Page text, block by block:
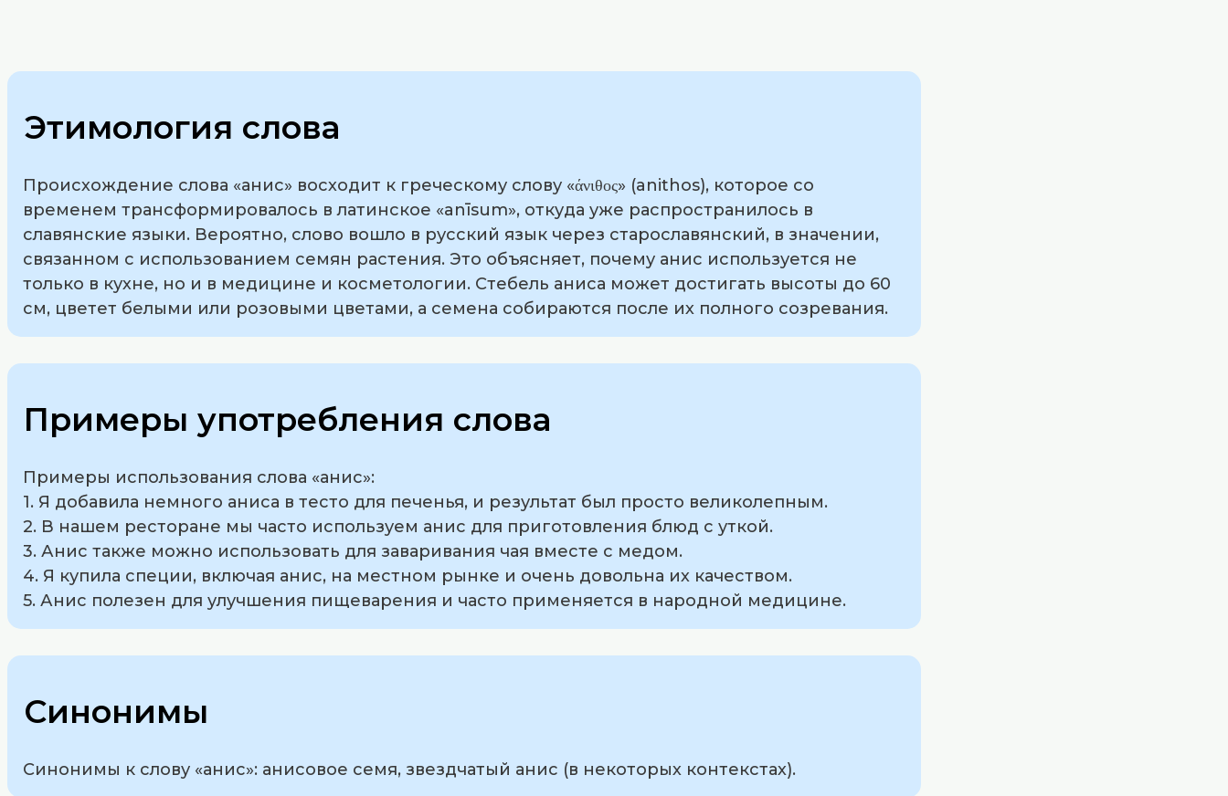
Этимология слова
Происхождение слова «анис» восходит к греческому слову «άνιθος» (anithos), которое со
временем трансформировалось в латинское «anīsum», откуда уже распространилось в
славянские языки. Вероятно, слово вошло в русский язык через старославянский, в значении,
связанном с использованием семян растения. Это объясняет, почему анис используется не
только в кухне, но и в медицине и косметологии. Стебель аниса может достигать высоты до 60
см, цветет белыми или розовыми цветами, а семена собираются после их полного созревания.
Примеры употребления слова
Примеры использования слова «анис»:
1. Я добавила немного аниса в тесто для печенья, и результат был просто великолепным.
2. В нашем ресторане мы часто используем анис для приготовления блюд с уткой.
3. Анис также можно использовать для заваривания чая вместе с медом.
4. Я купила специи, включая анис, на местном рынке и очень довольна их качеством.
5. Анис полезен для улучшения пищеварения и часто применяется в народной медицине.
Синонимы
Синонимы к слову «анис»: анисовое семя, звездчатый анис (в некоторых контекстах).